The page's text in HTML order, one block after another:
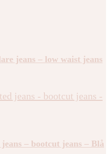
jeans – low waist jeans
– bootcut jeans – Blå